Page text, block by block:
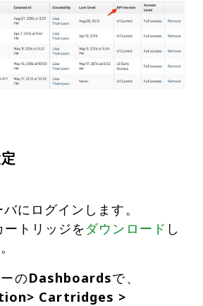
にログインします。
トリッジを ダウンロード し
のDashboardsで、
Cartridges >